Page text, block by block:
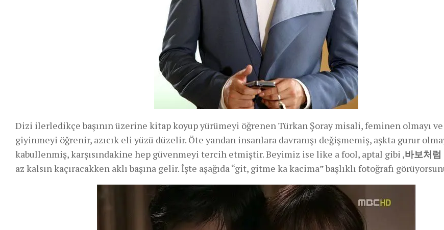
Dizi ilerledikçe başının üzerine kitap koyup yürümeyi öğrenen Türkan Şoray misali, feminen olmayı
giyinmeyi öğrenir, azıcık eli yüzü düzelir. Öte yandan insanlara davranışı değişmemiş, aşkta gurur
kabullenmiş, karşısındakine hep güvenmeyi tercih etmiştir. Beyimiz ise like a fool, aptal gibi ,바보처럼
az kalsın kaçıracakken aklı başına gelir. İşte aşağıda “git, gitme ka kacima” başlıklı fotoğrafı